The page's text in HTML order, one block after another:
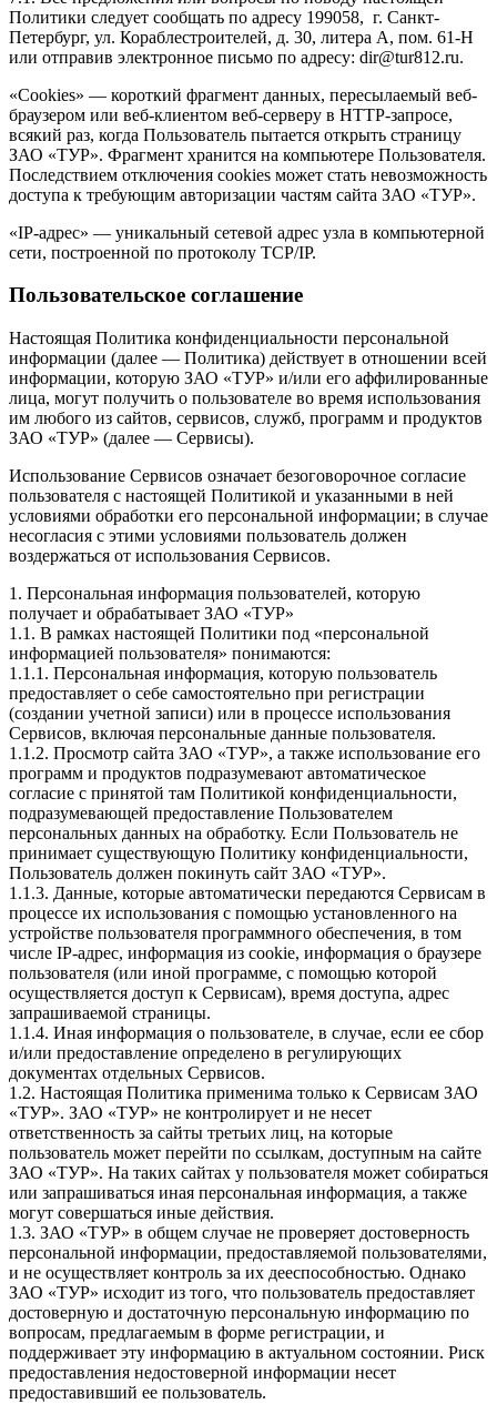
Политики следует сообщать по адресу 199058, г. Санкт-
Петербург, ул. Кораблестроителей, д. 30, литера А, пом. 61-Н
или отправив электронное письмо по адресу: dir@tur812.ru.
«Cookies» — короткий фрагмент данных, пересылаемый веб-
браузером или веб-клиентом веб-серверу в HTTP-запросе,
всякий раз, когда Пользователь пытается открыть страницу
ЗАО «ТУР». Фрагмент хранится на компьютере Пользователя.
Последствием отключения cookies может стать невозможность
доступа к требующим авторизации частям сайта ЗАО «ТУР».
«IP-адрес» — уникальный сетевой адрес узла в компьютерной
сети, построенной по протоколу TCP/IP.
Пользовательское соглашение
Настоящая Политика конфиденциальности персональной
информации (далее — Политика) действует в отношении всей
информации, которую ЗАО «ТУР» и/или его аффилированные
лица, могут получить о пользователе во время использования
им любого из сайтов, сервисов, служб, программ и продуктов
ЗАО «ТУР» (далее — Сервисы).
Использование Сервисов означает безоговорочное согласие
пользователя с настоящей Политикой и указанными в ней
условиями обработки его персональной информации; в случае
несогласия с этими условиями пользователь должен
воздержаться от использования Сервисов.
1. Персональная информация пользователей, которую
получает и обрабатывает ЗАО «ТУР»
1.1. В рамках настоящей Политики под «персональной
информацией пользователя» понимаются:
1.1.1. Персональная информация, которую пользователь
предоставляет о себе самостоятельно при регистрации
(создании учетной записи) или в процессе использования
Сервисов, включая персональные данные пользователя.
1.1.2. Просмотр сайта ЗАО «ТУР», а также использование его
программ и продуктов подразумевают автоматическое
согласие с принятой там Политикой конфиденциальности,
подразумевающей предоставление Пользователем
персональных данных на обработку. Если Пользователь не
принимает существующую Политику конфиденциальности,
Пользователь должен покинуть сайт ЗАО «ТУР».
1.1.3. Данные, которые автоматически передаются Сервисам в
процессе их использования с помощью установленного на
устройстве пользователя программного обеспечения, в том
числе IP-адрес, информация из cookie, информация о браузере
пользователя (или иной программе, с помощью которой
осуществляется доступ к Сервисам), время доступа, адрес
запрашиваемой страницы.
1.1.4. Иная информация о пользователе, в случае, если ее сбор
и/или предоставление определено в регулирующих
документах отдельных Сервисов.
1.2. Настоящая Политика применима только к Сервисам ЗАО
«ТУР». ЗАО «ТУР» не контролирует и не несет
ответственность за сайты третьих лиц, на которые
пользователь может перейти по ссылкам, доступным на сайте
ЗАО «ТУР». На таких сайтах у пользователя может собираться
или запрашиваться иная персональная информация, а также
могут совершаться иные действия.
1.3. ЗАО «ТУР» в общем случае не проверяет достоверность
персональной информации, предоставляемой пользователями,
и не осуществляет контроль за их дееспособностью. Однако
ЗАО «ТУР» исходит из того, что пользователь предоставляет
достоверную и достаточную персональную информацию по
вопросам, предлагаемым в форме регистрации, и
поддерживает эту информацию в актуальном состоянии. Риск
предоставления недостоверной информации несет
предоставивший ее пользователь.